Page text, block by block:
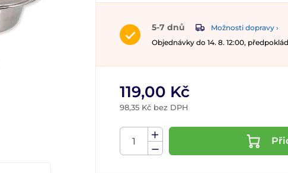
5-7 dnů
Možnosti dopravy ›
Objednávky do 14. 8. 12:00,
119,00 Kč
98,35 Kč bez DPH